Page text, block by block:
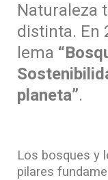
Naturaleza
distinta. En
lema
planeta”.
Los bosques y
pilares